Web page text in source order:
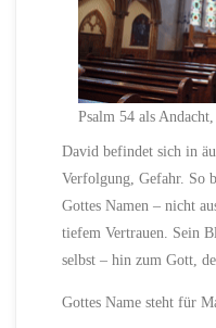
Psalm 54 als
David befindet sich in
Verfolgung, Gefahr. So
Gottes Namen – nicht
tiefem Vertrauen. Sein
selbst – hin zum Gott,
Gottes Name steht für